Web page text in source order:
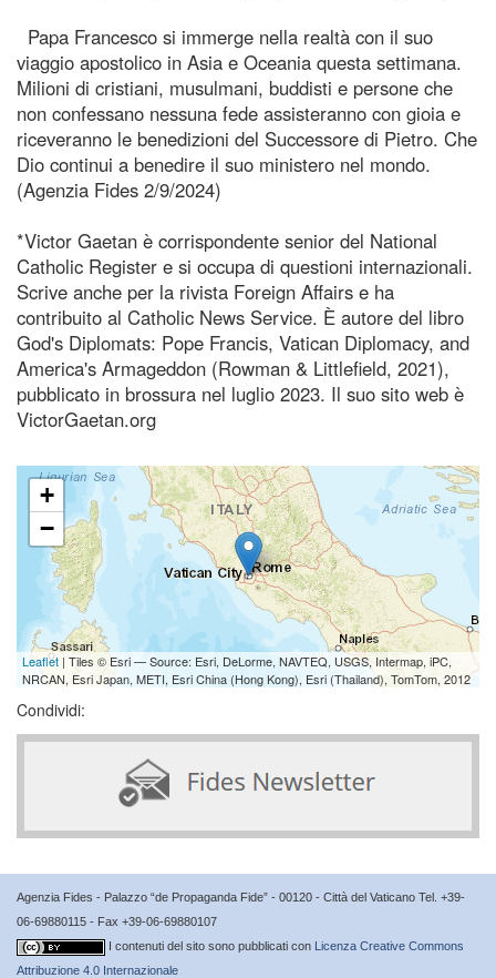
Papa Francesco si immerge nella realtà con il suo
viaggio apostolico in Asia e Oceania questa settimana.
Milioni di cristiani, musulmani, buddisti e persone che
non confessano nessuna fede assisteranno con gioia e
riceveranno le benedizioni del Successore di Pietro. Che
Dio continui a benedire il suo ministero nel mondo.
(Agenzia Fides 2/9/2024)
*Victor Gaetan è corrispondente senior del National
Catholic Register e si occupa di questioni internazionali.
Scrive anche per la rivista Foreign Affairs e ha
contribuito al Catholic News Service. È autore del libro
God's Diplomats: Pope Francis, Vatican Diplomacy, and
America's Armageddon (Rowman & Littlefield, 2021),
pubblicato in brossura nel luglio 2023. Il suo sito web è
VictorGaetan.org
+
−
Leaflet | Tiles © Esri — Source: Esri, DeLorme, NAVTEQ, USGS, Intermap, iPC,
NRCAN, Esri Japan, METI, Esri China (Hong Kong), Esri (Thailand), TomTom, 2012
Condividi:
Agenzia Fides - Palazzo “de Propaganda Fide” - 00120 - Città del Vaticano Tel. +39-
06-69880115 - Fax +39-06-69880107
I contenuti del sito sono pubblicati con Licenza Creative Commons
Attribuzione 4.0 Internazionale